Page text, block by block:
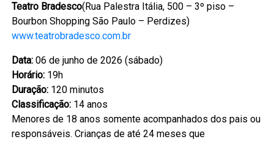
Teatro Bradesco(Rua Palestra Itália, 500 – 3º piso –
Bourbon Shopping São Paulo – Perdizes)
www.teatrobradesco.com.br
Data: 06 de junho de 2026 (sábado)
Horário: 19h
Duração: 120 minutos
Classificação: 14 anos
Menores de 18 anos somente acompanhados dos pais ou
responsáveis. Crianças de até 24 meses que